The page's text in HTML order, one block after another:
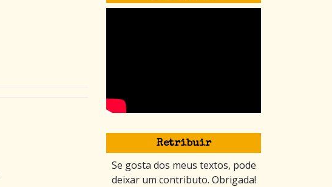
Retribuir
Se gosta dos meus textos, pode
deixar um contributo. Obrigada!